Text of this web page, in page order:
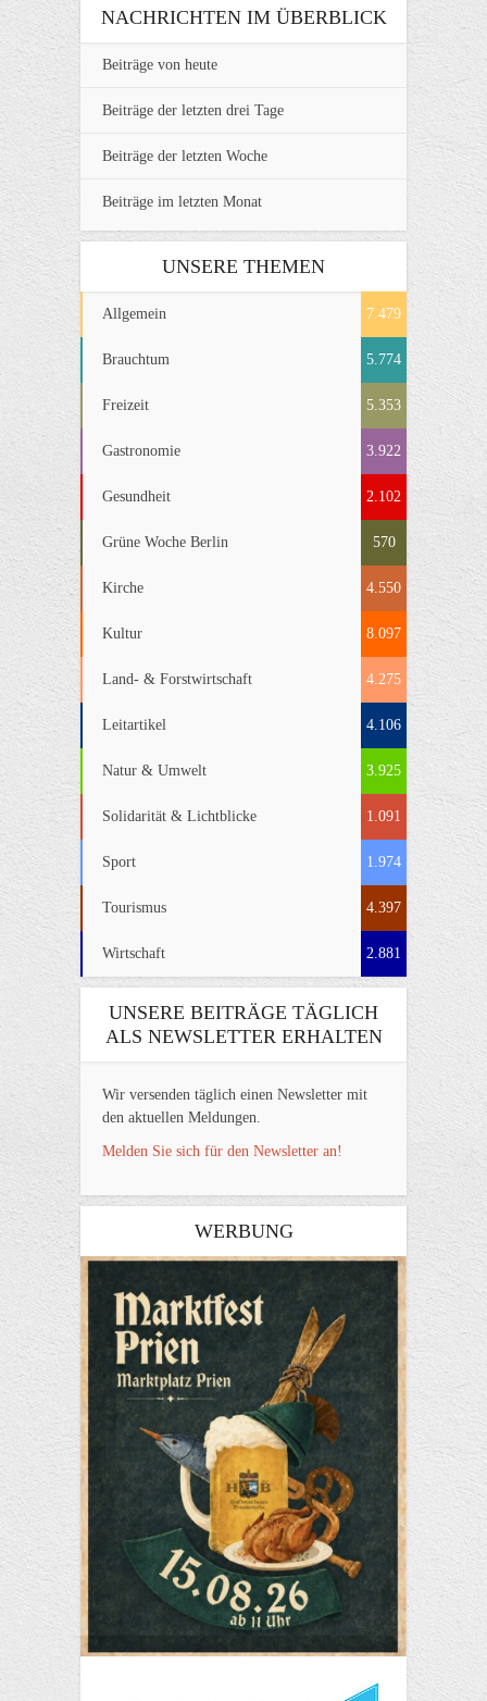
NACHRICHTEN IM ÜBERBLICK
Beiträge von heute
Beiträge der letzten drei Tage
Beiträge der letzten Woche
Beiträge im letzten Monat
UNSERE THEMEN
Allgemein 7.479
Brauchtum 5.774
Freizeit 5.353
Gastronomie 3.922
Gesundheit 2.102
Grüne Woche Berlin 570
Kirche 4.550
Kultur 8.097
Land- & Forstwirtschaft 4.275
Leitartikel 4.106
Natur & Umwelt 3.925
Solidarität & Lichtblicke 1.091
Sport 1.974
Tourismus 4.397
Wirtschaft 2.881
UNSERE BEITRÄGE TÄGLICH
ALS NEWSLETTER ERHALTEN
Wir versenden täglich einen Newsletter mit
den aktuellen Meldungen.
Melden Sie sich für den Newsletter an!
WERBUNG